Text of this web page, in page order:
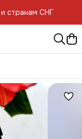
странам СНГ